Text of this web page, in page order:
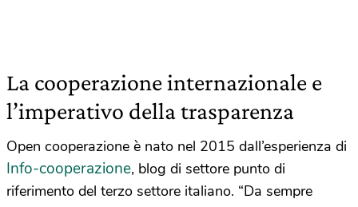
La cooperazione internazionale e
l’imperativo della trasparenza
Open cooperazione è nato nel 2015 dall’esperienza di
Info-cooperazione, blog di settore punto di
riferimento del terzo settore italiano. “Da sempre